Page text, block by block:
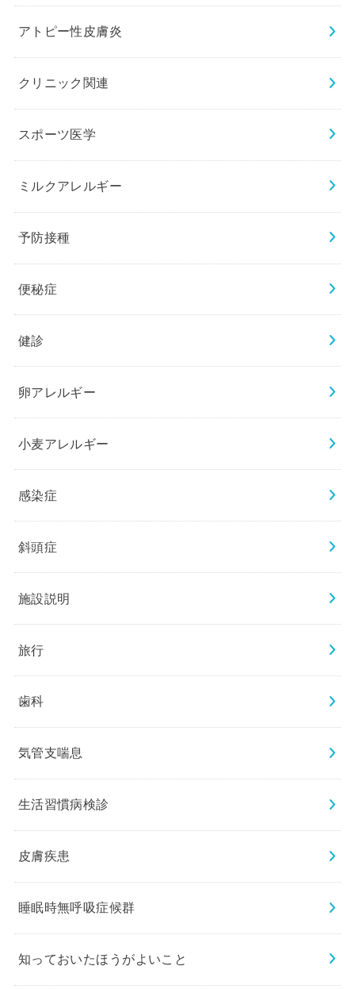
アトピー性皮膚炎
クリニック関連
スポーツ医学
ミルクアレルギー
予防接種
便秘症
健診
卵アレルギー
小麦アレルギー
感染症
斜頭症
施設説明
旅行
歯科
気管支喘息
生活習慣病検診
皮膚疾患
睡眠時無呼吸症候群
知っておいたほうがよいこと